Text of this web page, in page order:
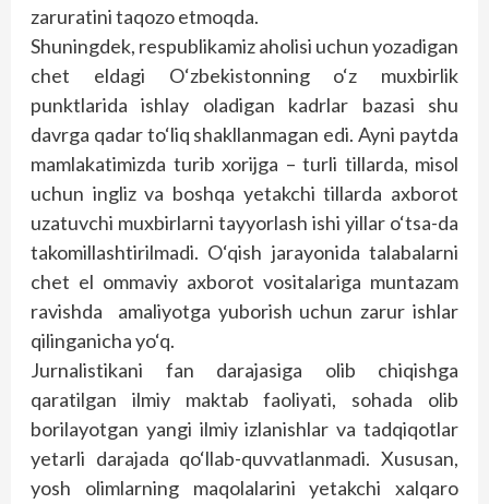
zaruratini taqozo etmoqda.
Shuningdek, respublikamiz aholisi uchun yozadigan
chet eldagi O‘zbekistonning o‘z muxbirlik
punktlarida ishlay oladigan kadrlar bazasi shu
davrga qadar to‘liq shakllanmagan edi. Ayni paytda
mamlakatimizda turib xorijga – turli tillarda, misol
uchun ingliz va boshqa yetakchi tillarda axborot
uzatuvchi muxbirlarni tayyorlash ishi yillar o‘tsa-da
takomillashtirilmadi. O‘qish jarayonida talabalarni
chet el ommaviy axborot vositalariga muntazam
ravishda amaliyotga yuborish uchun zarur ishlar
qilinganicha yo‘q.
Jurnalistikani fan darajasiga olib chiqishga
qaratilgan ilmiy maktab faoliyati, sohada olib
borilayotgan yangi ilmiy izlanishlar va tadqiqotlar
yetarli darajada qo‘llab-quvvatlanmadi. Xususan,
yosh olimlarning maqolalarini yetakchi xalqaro